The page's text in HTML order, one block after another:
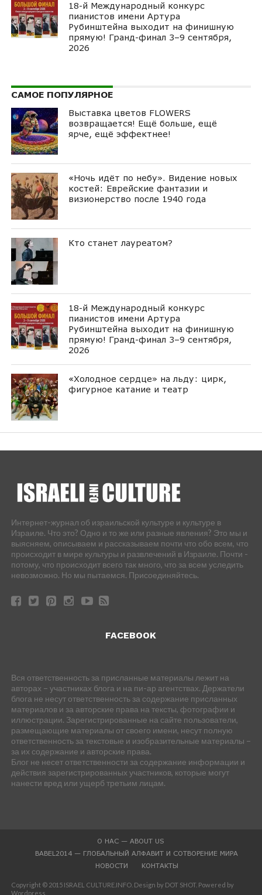
18-й Международный конкурс
пианистов имени Артура
Рубинштейна выходит на финишную
прямую! Гранд-финал 3–9 сентября,
2026
САМОЕ ПОПУЛЯРНОЕ
Выставка цветов FLOWERS
возвращается! Ещё больше, ещё
ярче, ещё эффектнее!
«Ночь идёт по небу». Видение новых
костей: Еврейские фантазии и
визионерство после 1940 года
Кто станет лауреатом?
18-й Международный конкурс
пианистов имени Артура
Рубинштейна выходит на финишную
прямую! Гранд-финал 3–9 сентября,
2026
«Холодное сердце» на льду: цирк,
фигурное катание и театр
Интернет-журнал об израильской культуре и культуре в
Израиле. Что это? Одно и то же или разные явления? Это мы и
выясняем, описываем и рассказываем почти что обо всем, что
происходит в мире культуры и развлечений в Израиле. Почти -
потому, что происходит всего так много, что за всем уследить
невозможно. Но мы пытаемся. Присоединяйтесь.
FACEBOOK
Вся ответственность за присланные материалы лежит на
авторах – участниках блога и на пи-ар агентствах. Держатели
блога не несут ответственность за содержание присланных
материалов и за авторские права на тексты, фотографии и
иллюстрации. Зарегистрированные на сайте пользователи,
размещающие материалы от своего имени, несут полную
ответственность за текстовые и изобразительные материалы –
за их содержание и авторские права.
Блог не несет ответственности за содержание информации и
действия зарегистрированных участников, которые могут
нанести вред или ущерб третьим лицам.
О НАС — ABOUT US
BABEL2014 — ГЛОБАЛЬНЫЙ АЛФАВИТ И СОТВОРЕНИЕ МИРА
НОВОСТИ
КОНТАКТЫ
Copyright © 2015 ISRAEL CULTURE.INFO. Design by DOT SHOT. Powered by
Wordpress.